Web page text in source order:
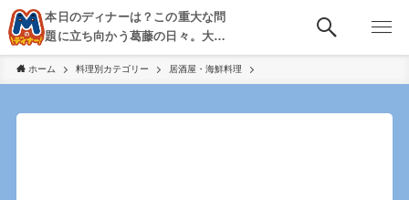
本日のディナーは？この重大な問
題に立ち向かう葛藤の日々。大
阪・京都・神戸を中心とした食べ
歩き、飲み歩きを綴る。
ホーム 料理別カテゴリー 居酒屋・海鮮料理